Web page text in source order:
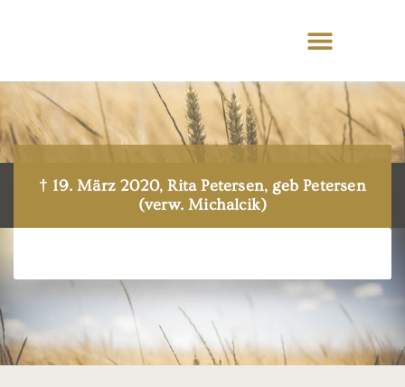
† 19. März 2020, Rita Petersen, geb Petersen
(verw. Michalcik)